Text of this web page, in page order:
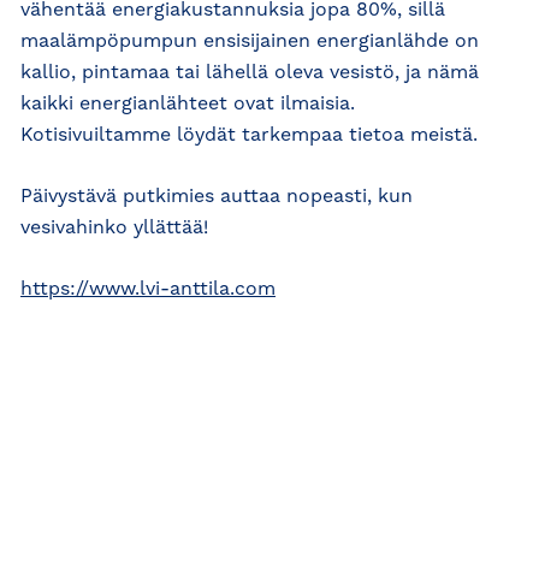
vähentää energiakustannuksia jopa 80%, sillä
maalämpöpumpun ensisijainen energianlähde on
kallio, pintamaa tai lähellä oleva vesistö, ja nämä
kaikki energianlähteet ovat ilmaisia.
Kotisivuiltamme löydät tarkempaa tietoa meistä.
Päivystävä putkimies auttaa nopeasti, kun
vesivahinko yllättää!
https://www.lvi-anttila.com